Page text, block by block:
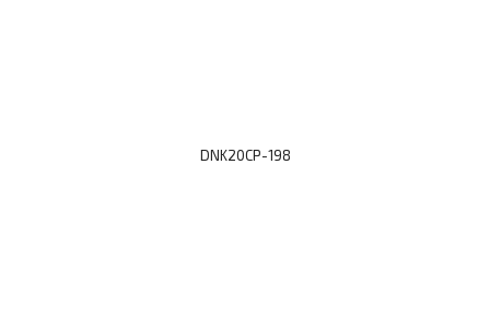
DNK20CP-198